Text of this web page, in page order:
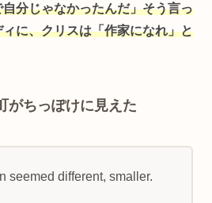
自分じゃなかったんだ」そう言っ
に、クリスは「作家になれ」と
がちっぽけに見えた
seemed different, smaller.